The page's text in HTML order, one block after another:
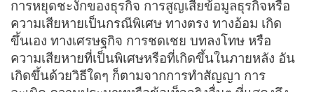
การหยุดชะงักของธุรกิจ การสูญเสียข้อมูลธุรกิจหรือ
ความเสียหายเป็นกรณีพิเศษ ทางตรง ทางอ้อม เกิด
ขึ้นเอง ทางเศรษฐกิจ การชดเชย บทลงโทษ หรือ
ความเสียหายที่เป็นพิเศษหรือที่เกิดขึ้นในภายหลัง อัน
เกิดขึ้นด้วยวิธีใดๆ ก็ตามจากการทำสัญญา การ